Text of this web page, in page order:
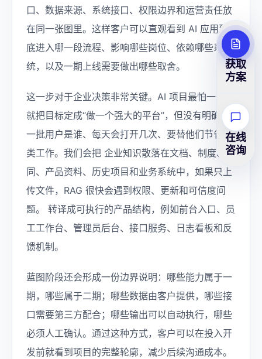
口、数据来源、系统接口、权限边界和运营责任放
在同一张图里。这样客户可以直观看到 AI 应用到
底进入哪一段流程、影响哪些岗位、依赖哪些系
统，以及一期上线需要做出哪些取舍。
这一步对于企业决策非常关键。AI 项目最怕一开始
就把目标定成“做一个强大的平台”，但没有明确第
一批用户是谁、每天会打开几次、要替他们节省哪
类工作。我们会把 企业知识散落在文档、制度、合
同、产品资料、历史项目和业务系统中，如果只上
传文件，RAG 很快会遇到权限、更新和可信度问
题。 转译成可执行的产品结构，例如前台入口、员
工工作台、管理员后台、接口服务、日志看板和反
馈机制。
蓝图阶段还会形成一份边界说明：哪些能力属于一
期，哪些属于二期；哪些数据由客户提供，哪些接
口需要第三方配合；哪些输出可以自动执行，哪些
必须人工确认。通过这种方式，客户可以在投入开
发前就看到项目的完整轮廓，减少后续沟通成本。
获取
方案
在线
咨询